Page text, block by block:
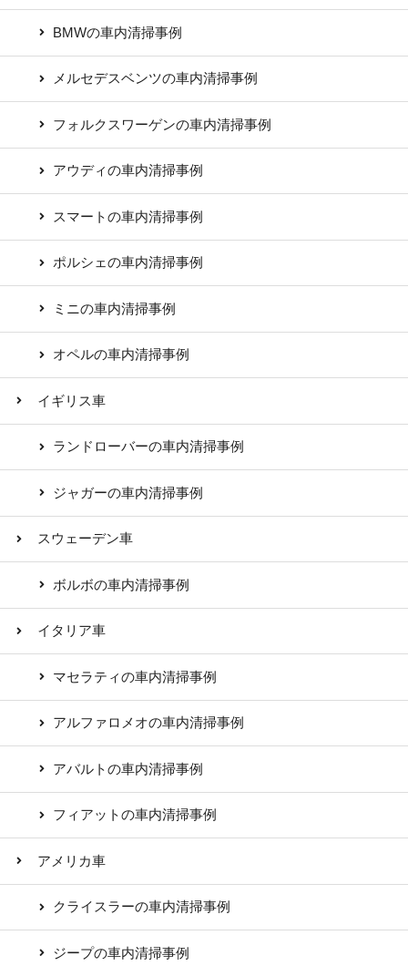
BMWの車内清掃事例
メルセデスベンツの車内清掃事例
フォルクスワーゲンの車内清掃事例
アウディの車内清掃事例
スマートの車内清掃事例
ポルシェの車内清掃事例
ミニの車内清掃事例
オペルの車内清掃事例
イギリス車
ランドローバーの車内清掃事例
ジャガーの車内清掃事例
スウェーデン車
ボルボの車内清掃事例
イタリア車
マセラティの車内清掃事例
アルファロメオの車内清掃事例
アバルトの車内清掃事例
フィアットの車内清掃事例
アメリカ車
クライスラーの車内清掃事例
ジープの車内清掃事例